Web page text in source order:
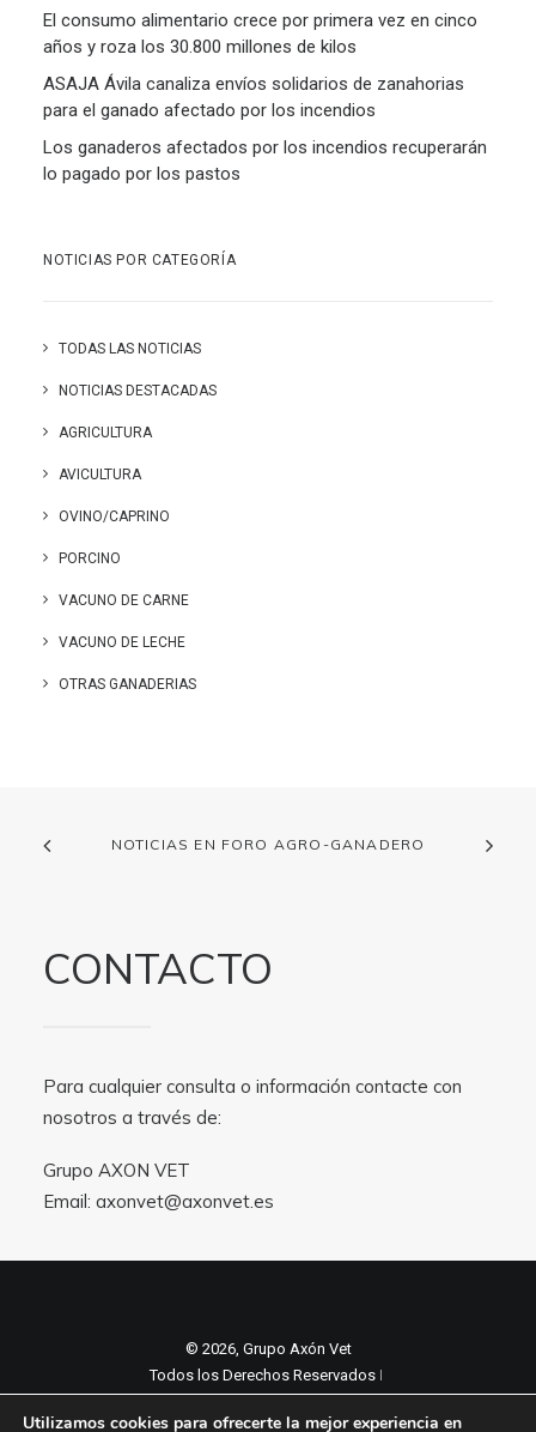
El consumo alimentario crece por primera vez en cinco
años y roza los 30.800 millones de kilos
ASAJA Ávila canaliza envíos solidarios de zanahorias
para el ganado afectado por los incendios
Los ganaderos afectados por los incendios recuperarán
lo pagado por los pastos
NOTICIAS POR CATEGORÍA
TODAS LAS NOTICIAS
NOTICIAS DESTACADAS
AGRICULTURA
AVICULTURA
OVINO/CAPRINO
PORCINO
VACUNO DE CARNE
VACUNO DE LECHE
OTRAS GANADERIAS
NOTICIAS EN FORO AGRO-GANADERO
CONTACTO
Para cualquier consulta o información contacte con
nosotros a través de:
Grupo AXON VET
Email: axonvet@axonvet.es
© 2026, Grupo Axón Vet
Todos los Derechos Reservados ǀ
Política de cookies
Utilizamos cookies para ofrecerte la mejor experiencia en